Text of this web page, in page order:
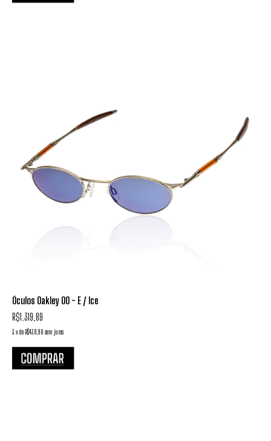
Óculos Oakley OO - E / Ice
R$1.319,89
3 xde R$439,96 sem juros